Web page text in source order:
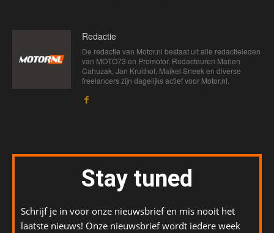
Redactie
De redactie van Motor.nl bestaat uit alle redactieleden
van MOTO73 en Promotor. Redacteuren Marien
Cahuzak, Jan Kruithof, Maikel Sneek en diverse
freelancers zijn dagelijks actief voor Motor.nl.
Stay tuned
Schrijf je in voor onze nieuwsbrief en mis nooit het
laatste nieuws! Onze nieuwsbrief wordt iedere week